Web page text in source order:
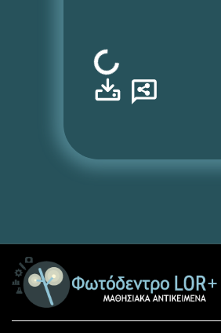
Φόρτωση...